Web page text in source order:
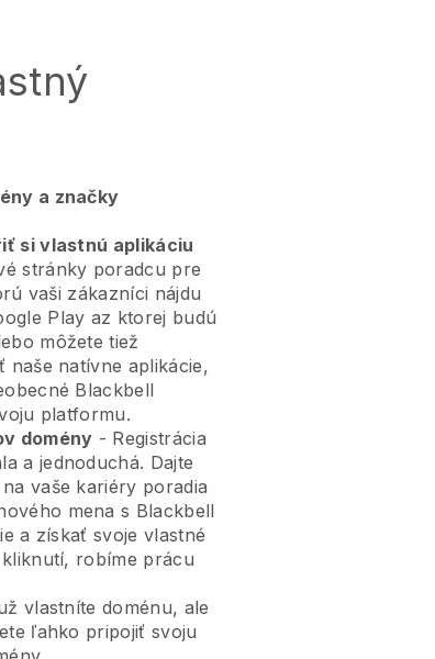
a značky
si vlastnú aplikáciu
stránky poradcu pre
vaši zákazníci nájdu
Play az ktorej budú
môžete tiež
natívne aplikácie,
Blackbell
platformu.
domény - Registrácia
a jednoduchá. Dajte
vaše kariéry poradia
mena s Blackbell
a získať svoje vlastné
robíme prácu
vlastníte doménu, ale
ľahko pripojiť svoju